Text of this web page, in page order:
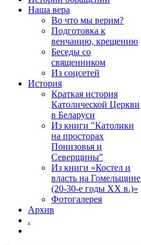
Наша вера
Во что мы верим?
Подготовка к
венчанию, крещению
Беседы со
священником
Из соцсетей
История
Краткая история
Католической Церкви
в Беларуси
Из книги "Католики
на просторах
Понизовья и
Северщины"
Из книги «Костел и
власть на Гомельщине
(20-30-е годы ХХ в.)»
Фотогалерея
Архив
.